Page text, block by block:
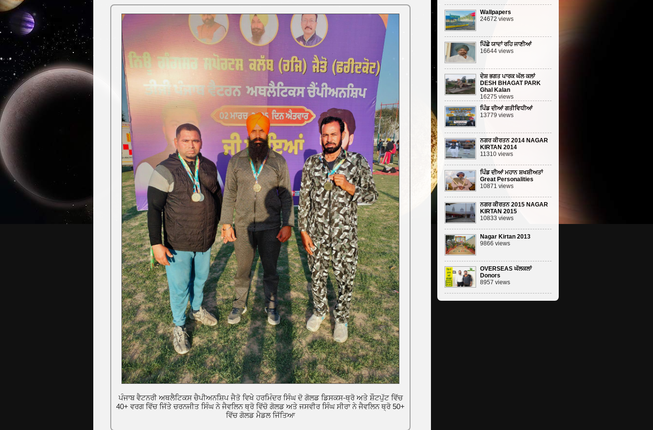
ਪੰਜਾਬ ਵੈਟਨਰੀ ਅਥਲੈਟਿਕਸ ਚੈਪੀਅਨਸ਼ਿਪ ਜੈਤੋ ਵਿਖੇ ਹਰਮਿੰਦਰ ਸਿੰਘ ਦੋ ਗੋਲਡ ਡਿਸਕਸ-ਥ੍ਰੋ ਅਤੇ ਸ਼ੌਟਪੁੱਟ ਵਿੱਚ
40+ ਵਰਗ ਵਿੱਚ ਜਿੱਤੇ ਚਰਨਜੀਤ ਸਿੰਘ ਨੇ ਜੈਵਲਿਨ ਥ੍ਰੋ ਵਿੱਚੋ ਗੋਲਡ ਅਤੇ ਜਸਵੀਰ ਸਿੰਘ ਸੀਰਾ ਨੇ ਜੈਵਲਿਨ ਥ੍ਰੋ 50+
ਵਿੱਚ ਗੋਲਡ ਮੈਡਲ ਜਿੱਤਿਆ
Wallpapers
24672 views
ਪਿੱਛੇ ਯਾਦਾਂ ਰਹਿ ਜਾਣੀਆਂ
16644 views
ਦੇਸ਼ ਭਗਤ ਪਾਰਕ ਘੱਲ ਕਲਾਂ
DESH BHAGAT PARK
Ghal Kalan
16275 views
ਪਿੰਡ ਦੀਆਂ ਗਤੀਵਿਧੀਆਂ
13779 views
ਨਗਰ ਕੀਰਤਨ 2014 NAGAR
KIRTAN 2014
11310 views
ਪਿੰਡ ਦੀਆਂ ਮਹਾਨ ਸ਼ਖਸ਼ੀਅਤਾਂ
Great Personalities
10871 views
ਨਗਰ ਕੀਰਤਨ 2015 NAGAR
KIRTAN 2015
10833 views
Nagar Kirtan 2013
9866 views
OVERSEAS ਘੱਲਕਲਾਂ
Donors
8957 views